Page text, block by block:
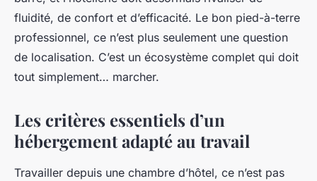
fluidité, de confort et d’efficacité. Le bon pied-à-terre
professionnel, ce n’est plus seulement une question
de localisation. C’est un écosystème complet qui doit
tout simplement… marcher.
Les critères essentiels d’un
hébergement adapté au travail
Travailler depuis une chambre d’hôtel, ce n’est pas